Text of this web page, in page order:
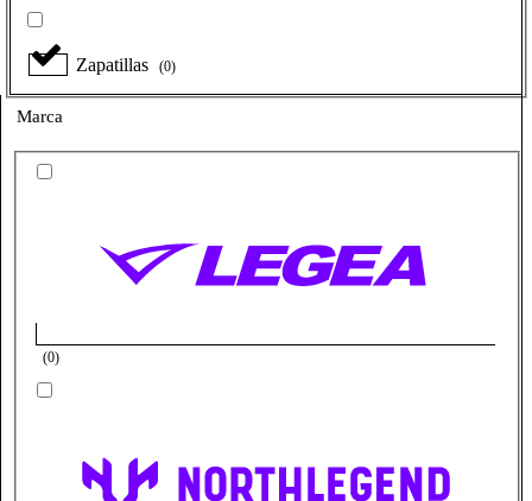
Zapatillas (0)
Marca
(0)